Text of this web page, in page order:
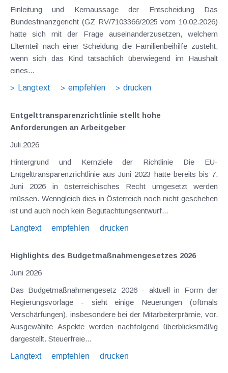
Einleitung und Kernaussage der Entscheidung Das
Bundesfinanzgericht (GZ RV/7103366/2025 vom 10.02.2026)
hatte sich mit der Frage auseinanderzusetzen, welchem
Elternteil nach einer Scheidung die Familienbeihilfe zusteht,
wenn sich das Kind tatsächlich überwiegend im Haushalt
eines...
Langtext
empfehlen drucken
Entgelttransparenz​­richtlinie stellt hohe
Anforderungen an Arbeitgeber
Juli 2026
Hintergrund und Kernziele der Richtlinie Die EU-
Entgelttransparenzrichtlinie aus Juni 2023 hätte bereits bis 7.
Juni 2026 in österreichisches Recht umgesetzt werden
müssen. Wenngleich dies in Österreich noch nicht geschehen
ist und auch noch kein Begutachtungsentwurf...
Langtext
empfehlen drucken
Highlights des Budgetmaßnahmen​­gesetzes 2026
Juni 2026
Das Budgetmaßnahmengesetz 2026 - aktuell in Form der
Regierungsvorlage - sieht einige Neuerungen (oftmals
Verschärfungen), insbesondere bei der Mitarbeiterprämie, vor.
Ausgewählte Aspekte werden nachfolgend überblicksmäßig
dargestellt. Steuerfreie...
Langtext
empfehlen drucken